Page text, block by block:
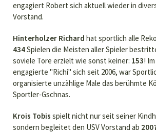
engagiert Robert sich aktuell wieder in
Vorstand.
Hinterholzer Richard hat sportlich alle
434Spielen die Meisten aller Spieler
soviele Tore erzielt wie sonst keiner: 153!
engagierte "Richi" sich seit 2006, war
organisierte unzählige Male das berühmte
Sportler-Gschnas.
Krois Tobis spielt nicht nur seit seiner
sondern begleitet den USV Vorstand ab